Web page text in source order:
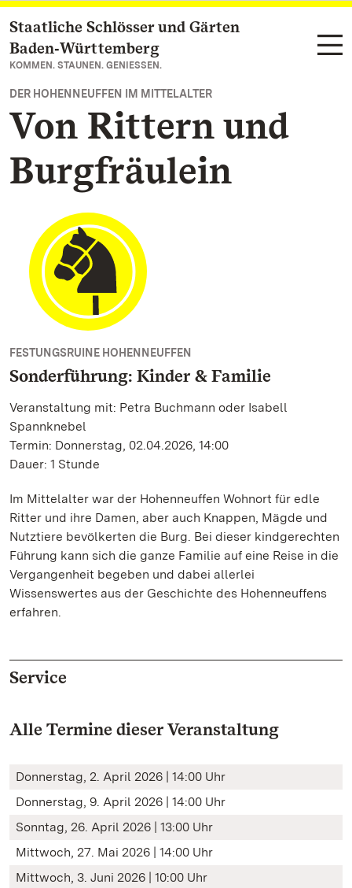
Zum Hauptinhalt springen
Staatliche Schlösser und Gärten
Baden‑Württemberg
KOMMEN. STAUNEN. GENIESSEN.
DER HOHENNEUFFEN IM MITTELALTER
Von Rittern und
Burgfräulein
FESTUNGSRUINE HOHENNEUFFEN
Sonderführung: Kinder & Familie
Veranstaltung mit: Petra Buchmann oder Isabell
Spannknebel
Termin: Donnerstag, 02.04.2026, 14:00
Dauer: 1 Stunde
Im Mittelalter war der Hohenneuffen Wohnort für edle
Ritter und ihre Damen, aber auch Knappen, Mägde und
Nutztiere bevölkerten die Burg. Bei dieser kindgerechten
Führung kann sich die ganze Familie auf eine Reise in die
Vergangenheit begeben und dabei allerlei
Wissenswertes aus der Geschichte des Hohenneuffens
erfahren.
Service
Alle Termine dieser Veranstaltung
Donnerstag, 2. April 2026 | 14:00 Uhr
Donnerstag, 9. April 2026 | 14:00 Uhr
Sonntag, 26. April 2026 | 13:00 Uhr
Mittwoch, 27. Mai 2026 | 14:00 Uhr
Mittwoch, 3. Juni 2026 | 10:00 Uhr